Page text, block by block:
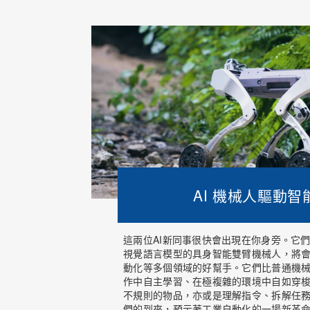
AI 機械人驅動智
這兩位AI新同事很快會出現在你身旁。它
視覺語言模型的具身智能雙臂機械人，將
動化等多個領域的好幫手。它們比普通機
作中自主學習、在極複雜的環境中自如穿
不規則的物品，亦或是理解指令、拆解任